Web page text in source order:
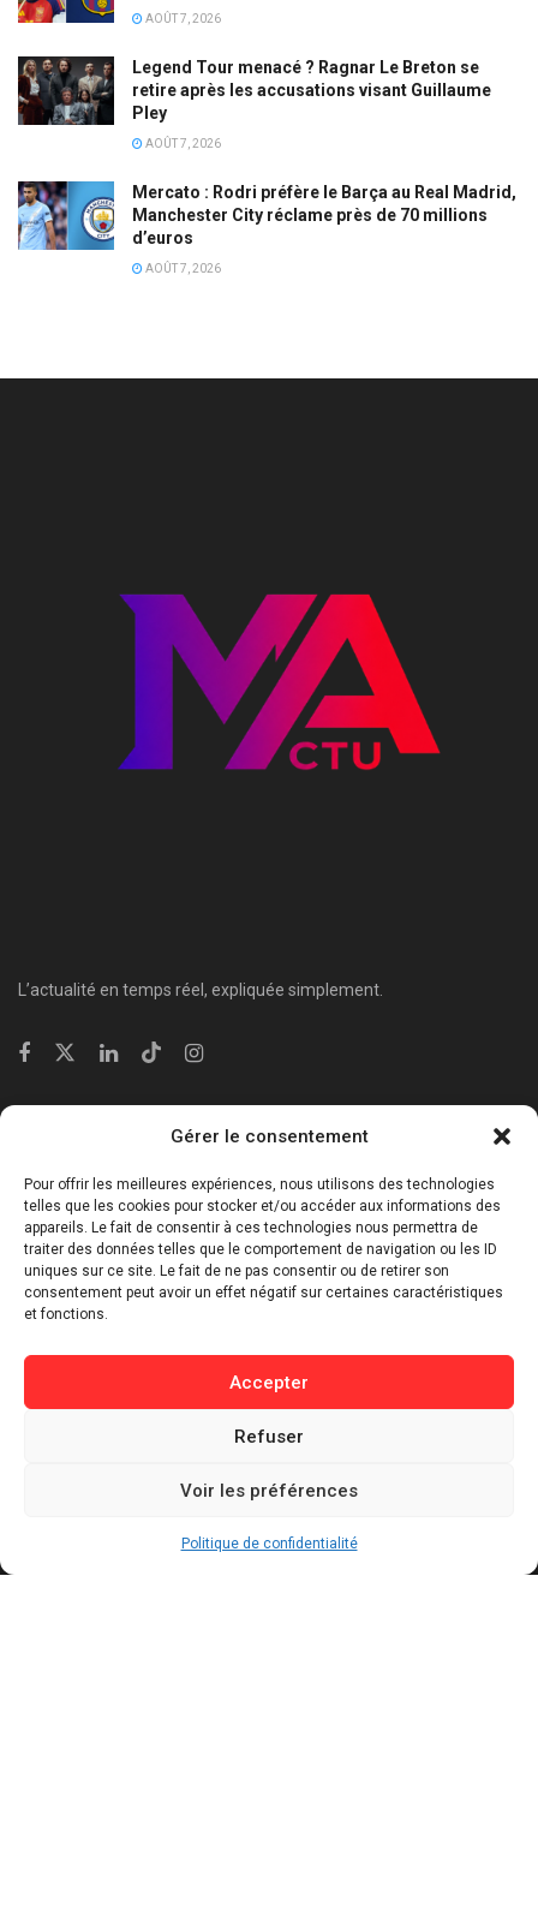
Gérer le consentement
Pour offrir les meilleures expériences, nous utilisons des technologies
telles que les cookies pour stocker et/ou accéder aux informations des
appareils. Le fait de consentir à ces technologies nous permettra de
traiter des données telles que le comportement de navigation ou les ID
uniques sur ce site. Le fait de ne pas consentir ou de retirer son
consentement peut avoir un effet négatif sur certaines caractéristiques
et fonctions.
Accepter
Refuser
Voir les préférences
Politique de confidentialité
AOÛT 7, 2026
Legend Tour menacé ? Ragnar Le Breton se
retire après les accusations visant Guillaume
Pley
AOÛT 7, 2026
Mercato : Rodri préfère le Barça au Real Madrid,
Manchester City réclame près de 70 millions
d’euros
AOÛT 7, 2026
L’actualité en temps réel, expliquée simplement.
Économie & Business
⁠Culture & Divertissement
⁠Tech & Innovation
Sport
Buzz / Insolite
Informations
Politique de cookies